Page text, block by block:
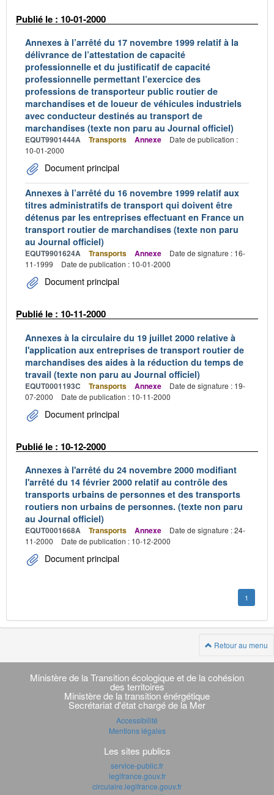
Publié le : 10-01-2000
Annexes à l’arrêté du 17 novembre 1999 relatif à la
délivrance de l’attestation de capacité
professionnelle et du justificatif de capacité
professionnelle permettant l’exercice des
professions de transporteur public routier de
marchandises et de loueur de véhicules industriels
avec conducteur destinés au transport de
marchandises (texte non paru au Journal officiel)
EQUT9901444A Transports Annexe
Date de publication :
10-01-2000
Document principal
Annexes à l’arrêté du 16 novembre 1999 relatif aux
titres administratifs de transport qui doivent être
détenus par les entreprises effectuant en France un
transport routier de marchandises (texte non paru
au Journal officiel)
EQUT9901624A Transports Annexe
Date de signature : 16-
11-1999
Date de publication : 10-01-2000
Document principal
Publié le : 10-11-2000
Annexes à la circulaire du 19 juillet 2000 relative à
l'application aux entreprises de transport routier de
marchandises des aides à la réduction du temps de
travail (texte non paru au Journal officiel)
EQUT0001193C Transports Annexe
Date de signature : 19-
07-2000
Date de publication : 10-11-2000
Document principal
Publié le : 10-12-2000
Annexes à l'arrêté du 24 novembre 2000 modifiant
l'arrêté du 14 février 2000 relatif au contrôle des
transports urbains de personnes et des transports
routiers non urbains de personnes. (texte non paru
au Journal officiel)
EQUT0001668A Transports Annexe
Date de signature : 24-
11-2000
Date de publication : 10-12-2000
Document principal
1
Retour au menu
Navigation
transverse
Ministère de la Transition écologique et de la cohésion
des territoires
Ministère de la transition énérgétique
Secrétariat d'état chargé de la Mer
Accessibilité
Mentions légales
Les sites publics
service-public.fr
legifrance.gouv.fr
circulaire.legifrance.gouv.fr